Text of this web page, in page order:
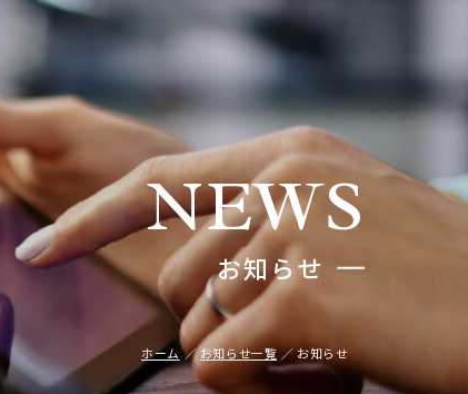
NEWS
お知らせ
ホーム お知らせ一覧 お知らせ